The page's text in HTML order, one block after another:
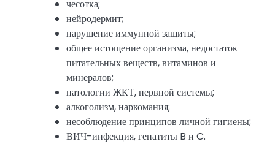
чесотка;
нейродермит;
нарушение иммунной защиты;
общее истощение организма, недостаток
питательных веществ, витаминов и
минералов;
патологии ЖКТ, нервной системы;
алкоголизм, наркомания;
несоблюдение принципов личной гигиены;
ВИЧ-инфекция, гепатиты B и C.